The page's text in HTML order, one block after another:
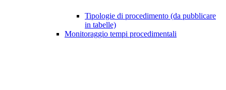
Tipologie di procedimento (da pubblicare
in tabelle)
Monitoraggio tempi procedimentali